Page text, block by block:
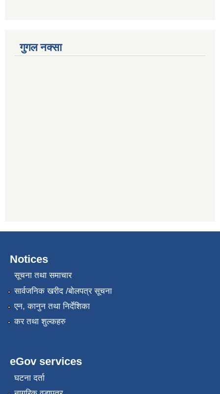
गुगल नक्सा
Notices
सूचना तथा समाचार
सार्वजनिक खरीद /बोलपत्र सूचना
एन, कानुन तथा निर्देशिका
कर तथा शुल्कहरु
eGov services
घटना दर्ता